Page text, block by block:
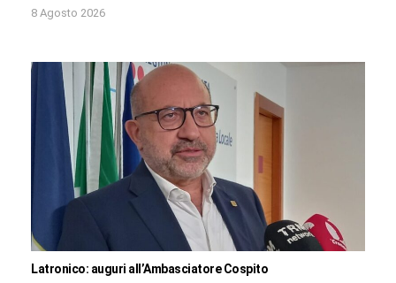
8 Agosto 2026
Latronico: auguri all’Ambasciatore Cospito